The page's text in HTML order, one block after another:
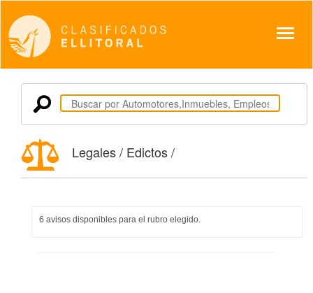
Legales / Edictos /
6 avisos disponibles para el rubro elegido.